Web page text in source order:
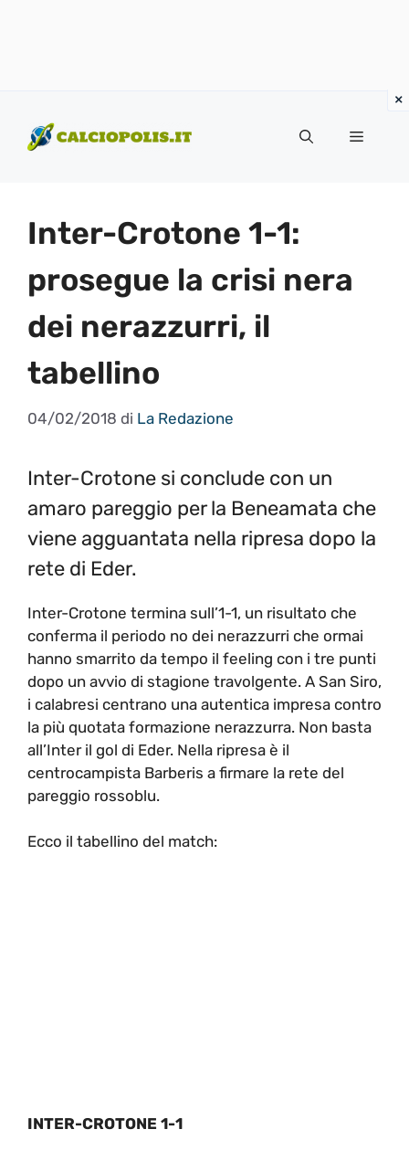
contenuto
Menu
Inter-Crotone 1-1:
prosegue la crisi nera
dei nerazzurri, il
tabellino
04/02/2018 di La Redazione
Inter-Crotone si conclude con un
amaro pareggio per la Beneamata che
viene agguantata nella ripresa dopo la
rete di Eder.
Inter-Crotone termina sull’1-1, un risultato che
conferma il periodo no dei nerazzurri che ormai
hanno smarrito da tempo il feeling con i tre punti
dopo un avvio di stagione travolgente. A San Siro,
i calabresi centrano una autentica impresa contro
la più quotata formazione nerazzurra. Non basta
all’Inter il gol di Eder. Nella ripresa è il
centrocampista Barberis a firmare la rete del
pareggio rossoblu.
Ecco il tabellino del match:
INTER-CROTONE 1-1